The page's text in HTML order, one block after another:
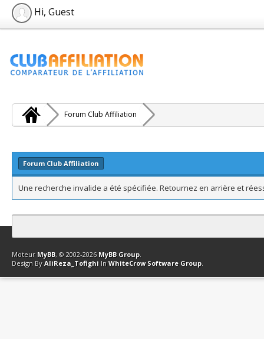
Hi, Guest
Forum Club Affiliation
Forum Club Affiliation
Une recherche invalide a été spécifiée. Retournez en arrière et
Contact Club Affiliation Retourner en haut Version bas-débit
Moteur MyBB, © 2002-2026 MyBB Group.
Design By AliReza_Tofighi In WhiteCrow Software Group.